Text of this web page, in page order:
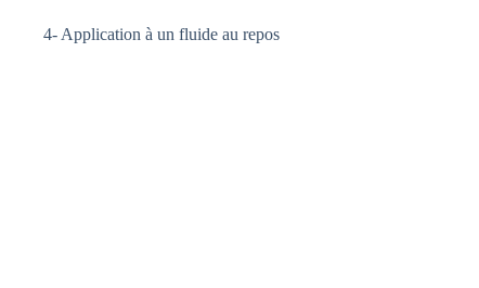
4- Application à un fluide au repos